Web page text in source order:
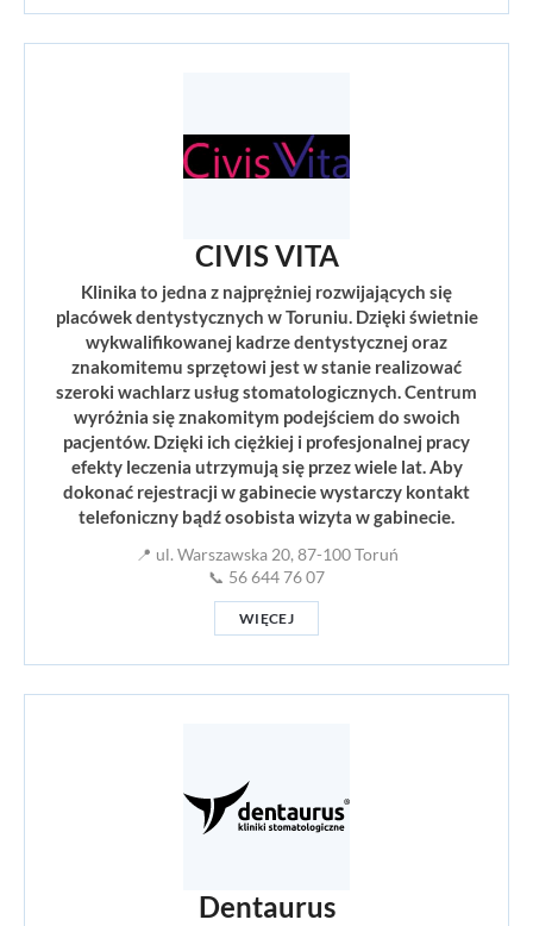
CIVIS VITA
Klinika to jedna z najprężniej rozwijających się
placówek dentystycznych w Toruniu. Dzięki świetnie
wykwalifikowanej kadrze dentystycznej oraz
znakomitemu sprzętowi jest w stanie realizować
szeroki wachlarz usług stomatologicznych. Centrum
wyróżnia się znakomitym podejściem do swoich
pacjentów. Dzięki ich ciężkiej i profesjonalnej pracy
efekty leczenia utrzymują się przez wiele lat. Aby
dokonać rejestracji w gabinecie wystarczy kontakt
telefoniczny bądź osobista wizyta w gabinecie.
📍 ul. Warszawska 20, 87-100 Toruń
📞 56 644 76 07
WIĘCEJ
Dentaurus